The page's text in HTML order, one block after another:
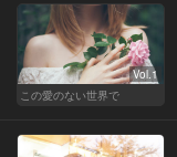
Vol.1
この愛のない世界で